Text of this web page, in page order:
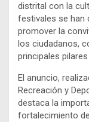
distrital con la
festivales se han
promover la
los ciudadanos,
principales
El anuncio,
Recreación y
destaca la
fortalecimiento